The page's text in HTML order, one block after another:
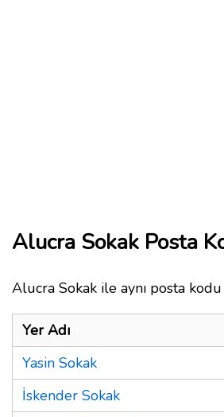
Alucra Sokak Posta
Alucra Sokak ile aynı posta
Yer Adı
Yasin Sokak
İskender Sokak